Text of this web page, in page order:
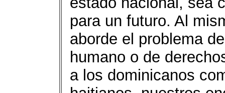
para un futuro. Al
aborde el problema
humano o de
a los dominicanos